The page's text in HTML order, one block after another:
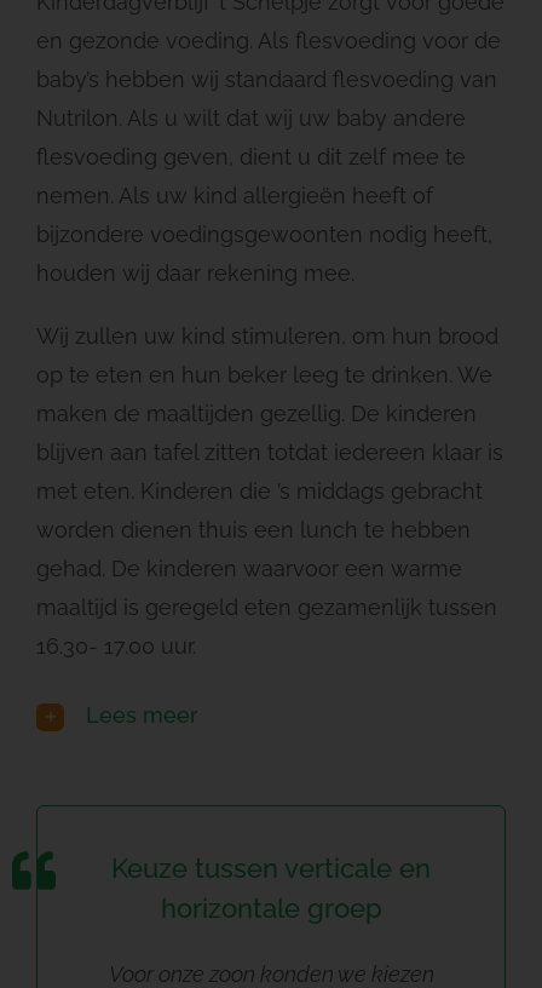
en gezonde voeding. Als flesvoeding voor de
baby’s hebben wij standaard flesvoeding van
Nutrilon. Als u wilt dat wij uw baby andere
flesvoeding geven, dient u dit zelf mee te
nemen. Als uw kind allergieën heeft of
bijzondere voedingsgewoonten nodig heeft,
houden wij daar rekening mee.
Wij zullen uw kind stimuleren, om hun brood
op te eten en hun beker leeg te drinken. We
maken de maaltijden gezellig. De kinderen
blijven aan tafel zitten totdat iedereen klaar is
met eten. Kinderen die ’s middags gebracht
worden dienen thuis een lunch te hebben
gehad. De kinderen waarvoor een warme
maaltijd is geregeld eten gezamenlijk tussen
16.30- 17.00 uur.
Lees meer
Keuze tussen verticale en
horizontale groep
Voor onze zoon konden we kiezen